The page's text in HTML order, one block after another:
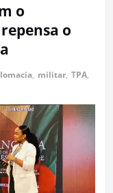
o
o
, militar, TPA,